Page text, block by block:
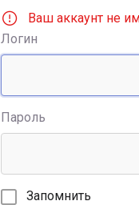
Ваш аккаунт не
Логин
Пароль
Запомнить